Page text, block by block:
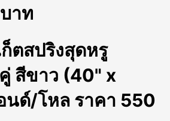
าท
ตสปริงสุดหรู
สีขาว (40" x
ด์/โหล ราคา 550